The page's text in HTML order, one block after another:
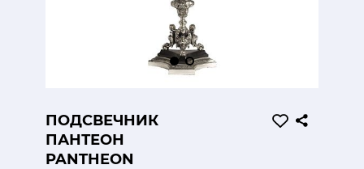
ПОДСВЕЧНИК
ПАНТЕОН
PANTHEON